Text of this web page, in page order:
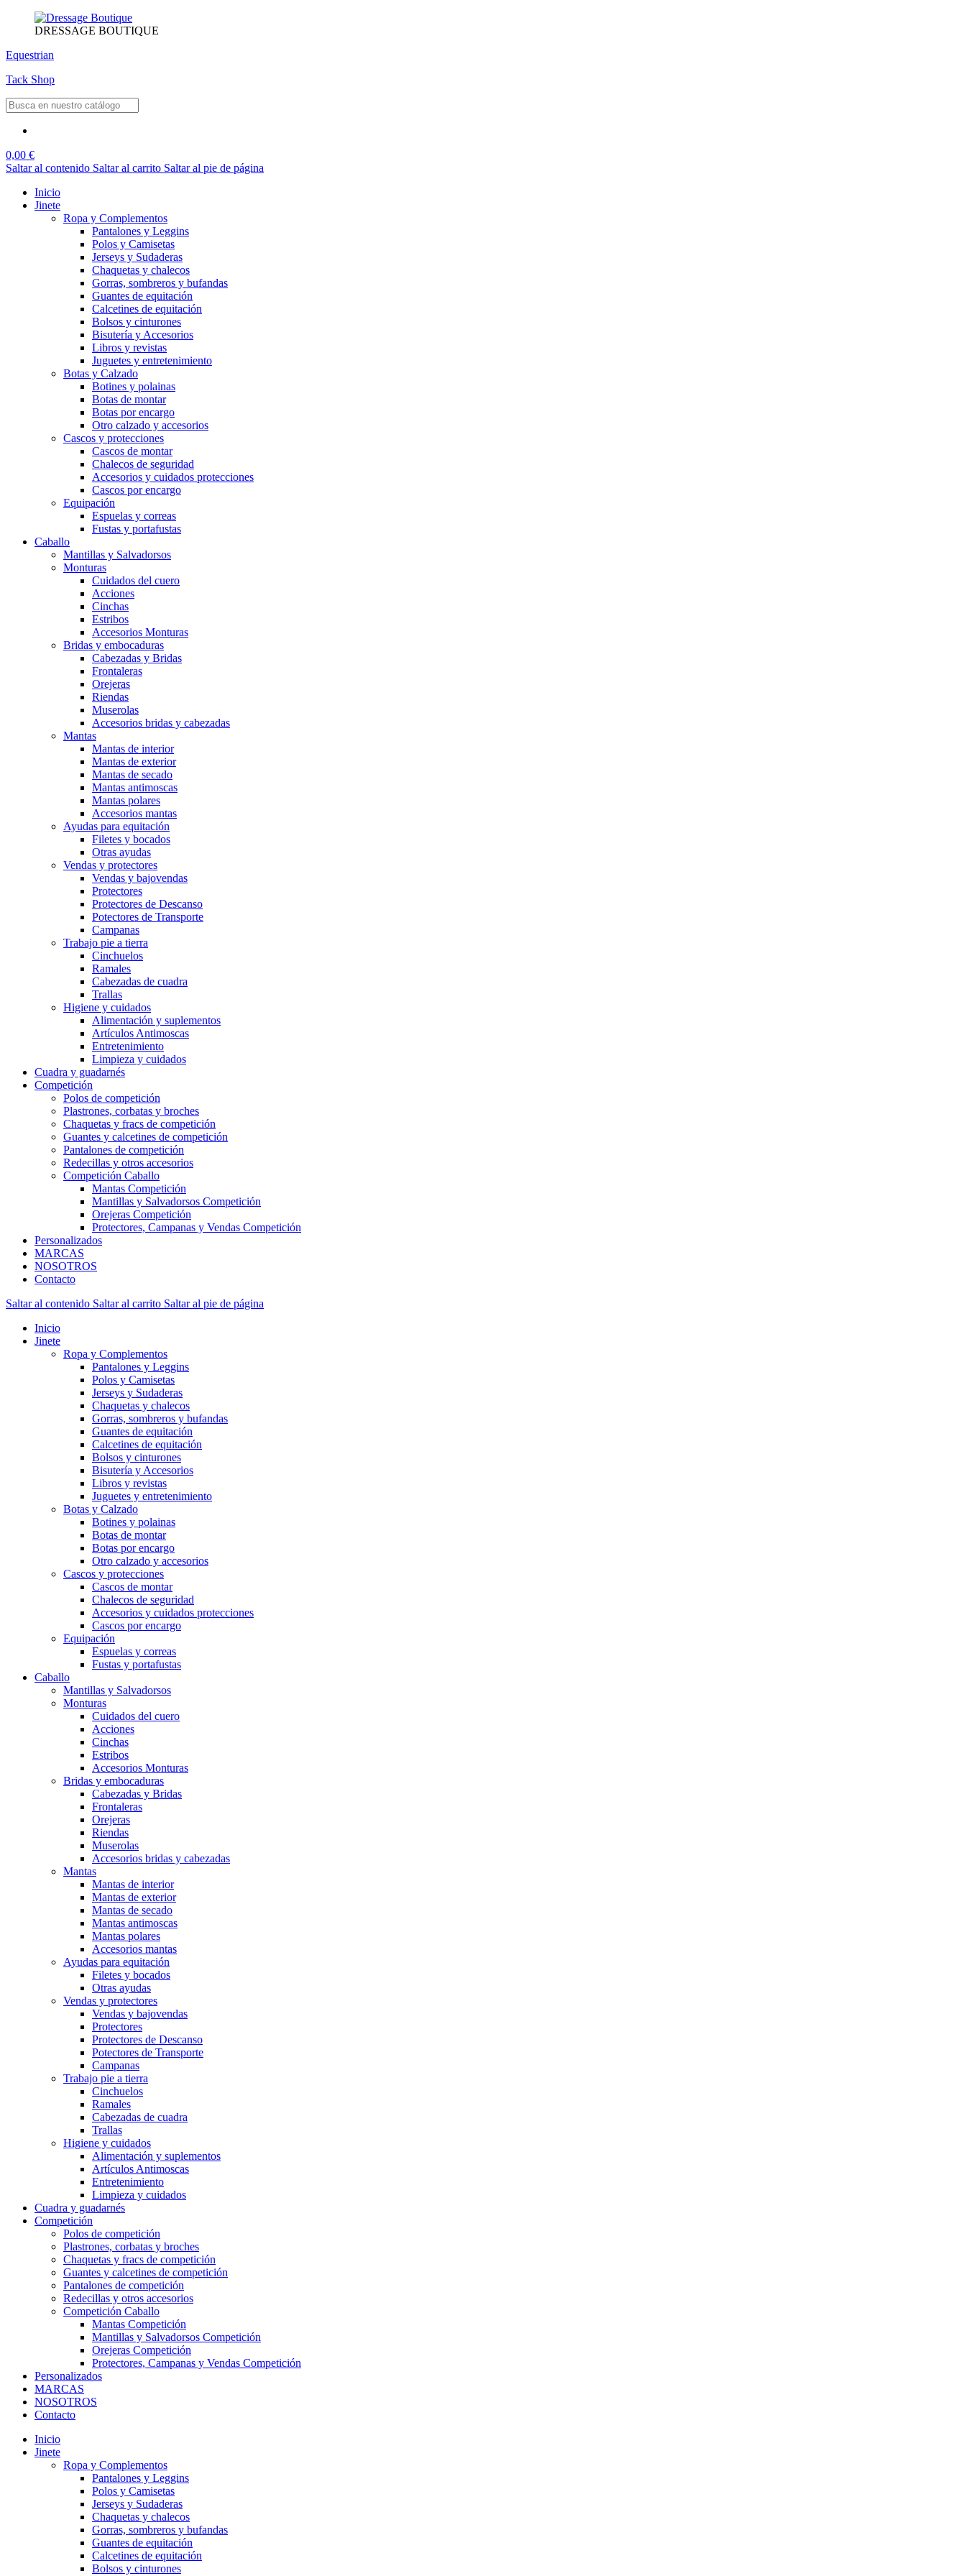
DRESSAGE BOUTIQUE
Equestrian
Tack Shop
0,00 €
Saltar al contenido Saltar al carrito Saltar al pie de página
Inicio
Jinete
Ropa y Complementos
Pantalones y Leggins
Polos y Camisetas
Jerseys y Sudaderas
Chaquetas y chalecos
Gorras, sombreros y bufandas
Guantes de equitación
Calcetines de equitación
Bolsos y cinturones
Bisutería y Accesorios
Libros y revistas
Juguetes y entretenimiento
Botas y Calzado
Botines y polainas
Botas de montar
Botas por encargo
Otro calzado y accesorios
Cascos y protecciones
Cascos de montar
Chalecos de seguridad
Accesorios y cuidados protecciones
Cascos por encargo
Equipación
Espuelas y correas
Fustas y portafustas
Caballo
Mantillas y Salvadorsos
Monturas
Cuidados del cuero
Acciones
Cinchas
Estribos
Accesorios Monturas
Bridas y embocaduras
Cabezadas y Bridas
Frontaleras
Orejeras
Riendas
Muserolas
Accesorios bridas y cabezadas
Mantas
Mantas de interior
Mantas de exterior
Mantas de secado
Mantas antimoscas
Mantas polares
Accesorios mantas
Ayudas para equitación
Filetes y bocados
Otras ayudas
Vendas y protectores
Vendas y bajovendas
Protectores
Protectores de Descanso
Potectores de Transporte
Campanas
Trabajo pie a tierra
Cinchuelos
Ramales
Cabezadas de cuadra
Trallas
Higiene y cuidados
Alimentación y suplementos
Artículos Antimoscas
Entretenimiento
Limpieza y cuidados
Cuadra y guadarnés
Competición
Polos de competición
Plastrones, corbatas y broches
Chaquetas y fracs de competición
Guantes y calcetines de competición
Pantalones de competición
Redecillas y otros accesorios
Competición Caballo
Mantas Competición
Mantillas y Salvadorsos Competición
Orejeras Competición
Protectores, Campanas y Vendas Competición
Personalizados
MARCAS
NOSOTROS
Contacto
Saltar al contenido Saltar al carrito Saltar al pie de página
Inicio
Jinete
Ropa y Complementos
Pantalones y Leggins
Polos y Camisetas
Jerseys y Sudaderas
Chaquetas y chalecos
Gorras, sombreros y bufandas
Guantes de equitación
Calcetines de equitación
Bolsos y cinturones
Bisutería y Accesorios
Libros y revistas
Juguetes y entretenimiento
Botas y Calzado
Botines y polainas
Botas de montar
Botas por encargo
Otro calzado y accesorios
Cascos y protecciones
Cascos de montar
Chalecos de seguridad
Accesorios y cuidados protecciones
Cascos por encargo
Equipación
Espuelas y correas
Fustas y portafustas
Caballo
Mantillas y Salvadorsos
Monturas
Cuidados del cuero
Acciones
Cinchas
Estribos
Accesorios Monturas
Bridas y embocaduras
Cabezadas y Bridas
Frontaleras
Orejeras
Riendas
Muserolas
Accesorios bridas y cabezadas
Mantas
Mantas de interior
Mantas de exterior
Mantas de secado
Mantas antimoscas
Mantas polares
Accesorios mantas
Ayudas para equitación
Filetes y bocados
Otras ayudas
Vendas y protectores
Vendas y bajovendas
Protectores
Protectores de Descanso
Potectores de Transporte
Campanas
Trabajo pie a tierra
Cinchuelos
Ramales
Cabezadas de cuadra
Trallas
Higiene y cuidados
Alimentación y suplementos
Artículos Antimoscas
Entretenimiento
Limpieza y cuidados
Cuadra y guadarnés
Competición
Polos de competición
Plastrones, corbatas y broches
Chaquetas y fracs de competición
Guantes y calcetines de competición
Pantalones de competición
Redecillas y otros accesorios
Competición Caballo
Mantas Competición
Mantillas y Salvadorsos Competición
Orejeras Competición
Protectores, Campanas y Vendas Competición
Personalizados
MARCAS
NOSOTROS
Contacto
Inicio
Jinete
Ropa y Complementos
Pantalones y Leggins
Polos y Camisetas
Jerseys y Sudaderas
Chaquetas y chalecos
Gorras, sombreros y bufandas
Guantes de equitación
Calcetines de equitación
Bolsos y cinturones